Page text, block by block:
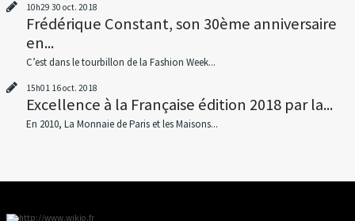
10h29 30 oct. 2018
Frédérique Constant, son 30ème anniversaire
en...
C’est dans le tourbillon de la Fashion Week...
15h01 16oct. 2018
Excellence à la Française édition 2018 par la...
En 2010, La Monnaie de Paris et les Maisons...